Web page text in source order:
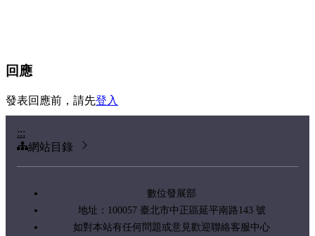
回應
發表回應前，請先登入
:::
網站目錄
數位發展部
地址：100057 臺北市中正區延平南路143 號
如對本站有任何問題或意見歡迎聯絡客服中心